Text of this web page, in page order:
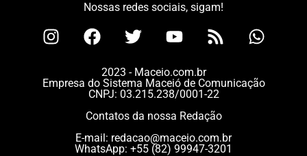
Nossas redes sociais, sigam!
2023 - Maceio.com.br
Empresa do Sistema Maceió de Comunicação
CNPJ: 03.215.238/0001-22
Contatos da nossa Redação
E-mail: redacao@maceio.com.br
WhatsApp: +55 (82) 99947-3201